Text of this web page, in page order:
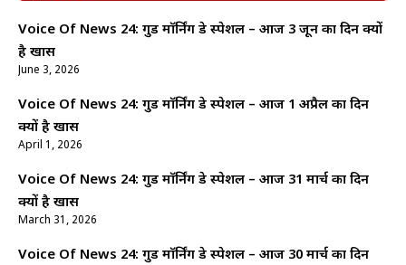
Voice Of News 24: गुड माॅर्निंग डे स्पेशल – आज 3 जून का दिन क्यों
है खास
June 3, 2026
Voice Of News 24: गुड माॅर्निंग डे स्पेशल – आज 1 अप्रैल का दिन
क्यों है खास
April 1, 2026
Voice Of News 24: गुड माॅर्निंग डे स्पेशल – आज 31 मार्च का दिन
क्यों है खास
March 31, 2026
Voice Of News 24: गुड माॅर्निंग डे स्पेशल – आज 30 मार्च का दिन